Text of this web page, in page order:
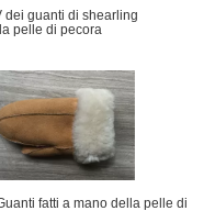
dei guanti di shearling
pelle di pecora
fatti a mano della pelle di